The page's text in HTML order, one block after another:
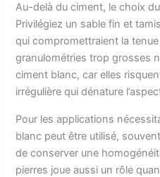
Au-delà du ciment, le choix
Privilégiez un sable fin et
qui compromettraient la tenue
granulométries trop grosses
ciment blanc, car elles
irrégulière qui dénature
Pour les applications
blanc peut être utilisé,
de conserver une
pierres joue aussi un rôle